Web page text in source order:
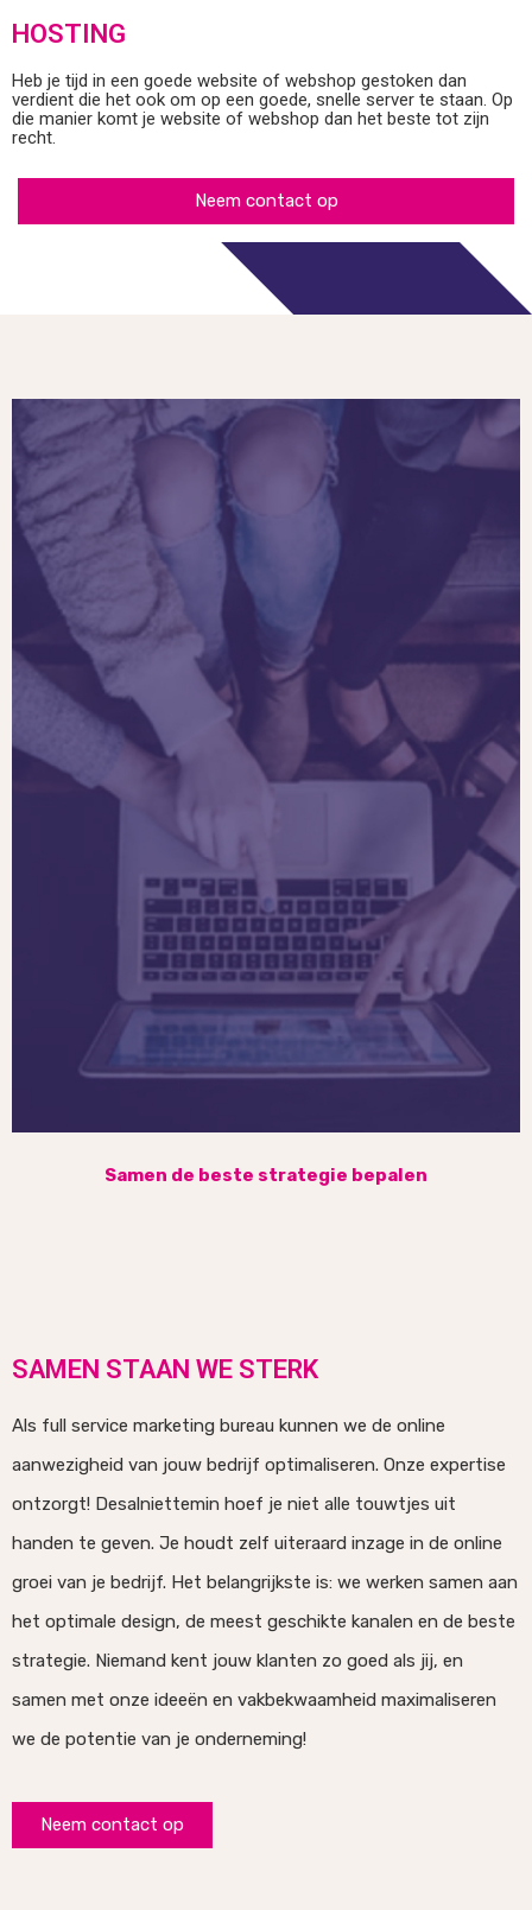
HOSTING
Heb je tijd in een goede website of webshop gestoken dan
verdient die het ook om op een goede, snelle server te staan. Op
die manier komt je website of webshop dan het beste tot zijn
recht.
Neem contact op
Samen de beste strategie bepalen
SAMEN STAAN WE STERK
Als full service marketing bureau kunnen we de online
aanwezigheid van jouw bedrijf optimaliseren. Onze expertise
ontzorgt! Desalniettemin hoef je niet alle touwtjes uit
handen te geven. Je houdt zelf uiteraard inzage in de online
groei van je bedrijf. Het belangrijkste is: we werken samen aan
het optimale design, de meest geschikte kanalen en de beste
strategie. Niemand kent jouw klanten zo goed als jij, en
samen met onze ideeën en vakbekwaamheid maximaliseren
we de potentie van je onderneming!
Neem contact op